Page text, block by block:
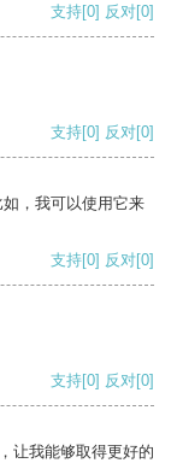
支持[0] 反对[0]
支持[0] 反对[0]
，我可以使用它来
支持[0] 反对[0]
支持[0] 反对[0]
让我能够取得更好的